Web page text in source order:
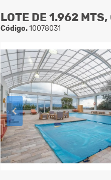
LOTE DE 1.962
Código.10078031